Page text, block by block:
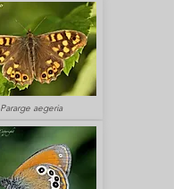
Pararge aegeria